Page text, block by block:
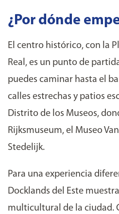
¿Por dónde
El centro histórico, con la
Real, es un punto de
puedes caminar hasta el
calles estrechas y patios
Distrito de los Museos,
Rijksmuseum, el Museo
Stedelijk.
Para una experiencia
Docklands del Este
multicultural de la ciudad.